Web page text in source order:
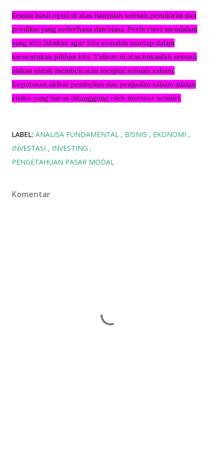
Semua hasil opini di atas hanyalah sebuah pemikiran dan
prediksi yang sederhana dan biasa. Perlu riset mendalam
yang kita lakukan agar kita semakin mantap dalam
menentukan pilihan kita. Tulisan di atas bukanlah sebuah
ajakan untuk membeli atau menjual sebuah saham.
Keputusan akibat pembelian dan penjualan saham adalah
risiko yang harus ditanggung oleh investor sendiri.
LABEL: ANALISA FUNDAMENTAL BISNIS
EKONOMI
INVESTASI
INVESTING
PENGETAHUAN PASAR MODAL
Komentar